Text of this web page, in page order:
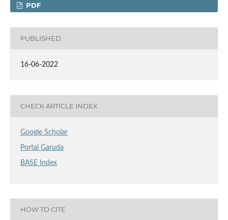
PDF
PUBLISHED
16-06-2022
CHECK ARTICLE INDEX
Google Scholar
Portal Garuda
BASE Index
HOW TO CITE